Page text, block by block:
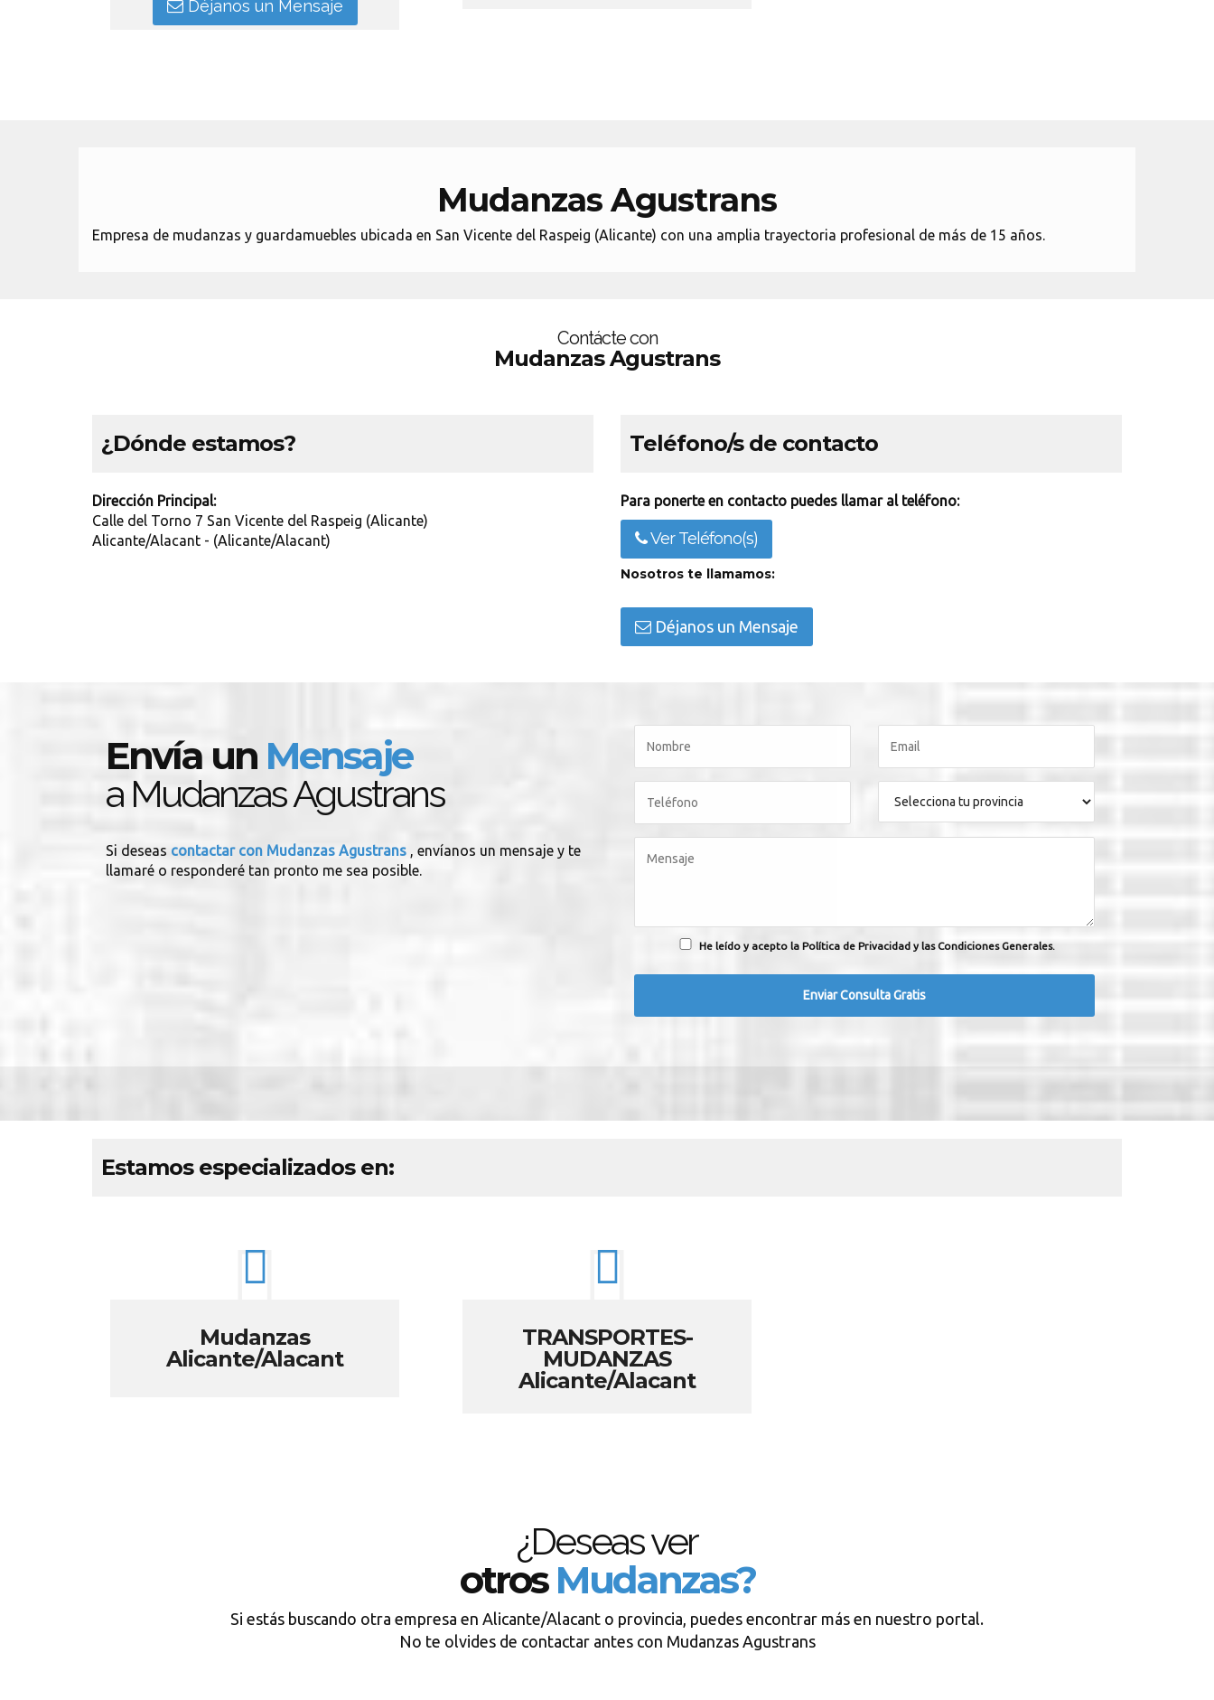
Déjanos un Mensaje
Mudanzas Agustrans
Empresa de mudanzas y guardamuebles ubicada en San Vicente del Raspeig (Alicante) con una amplia trayectoria profesional de más de 15 años.
Contácte con
Mudanzas Agustrans
¿Dónde estamos?
Dirección Principal:
Calle del Torno 7 San Vicente del Raspeig (Alicante)
Alicante/Alacant - (Alicante/Alacant)
Teléfono/s de contacto
Para ponerte en contacto puedes llamar al teléfono:
Ver Teléfono(s)
Nosotros te llamamos:
Déjanos un Mensaje
Envía un Mensaje
a Mudanzas Agustrans
Si deseas contactar con Mudanzas Agustrans , envíanos un mensaje y te
llamaré o responderé tan pronto me sea posible.
He leído y acepto la Política de Privacidad y las Condiciones Generales.
Estamos especializados en:
Mudanzas
Alicante/Alacant
TRANSPORTES-
MUDANZAS
Alicante/Alacant
¿Deseas ver
otrosMudanzas?
Si estás buscando otra empresa en Alicante/Alacant o provincia, puedes encontrar más en nuestro portal.
No te olvides de contactar antes con Mudanzas Agustrans